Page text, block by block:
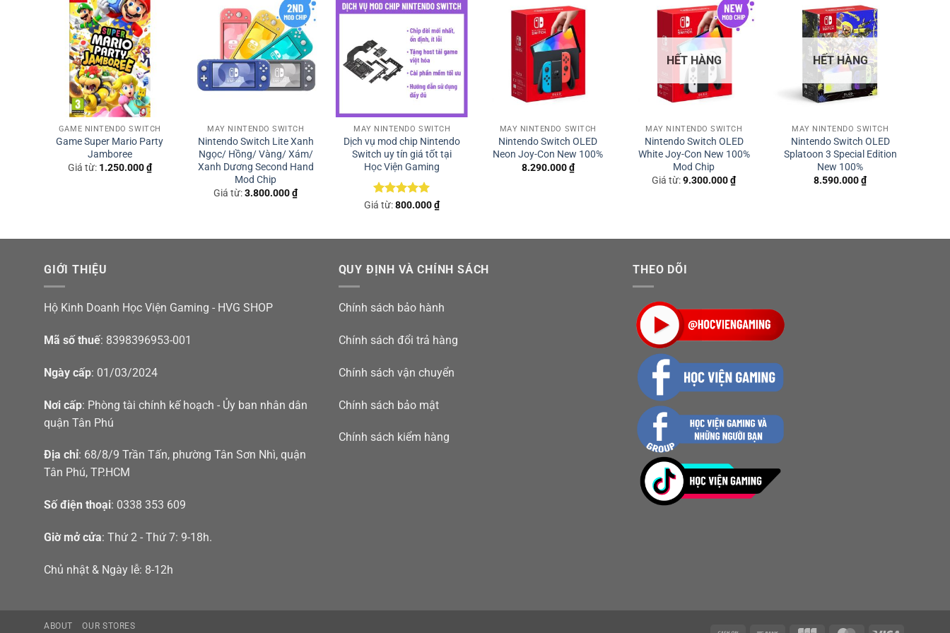
Pin set 3 Pokemon Starter
Mô hình Pokemon Charizard Mega X và Y
Mũ, Ly, Ô phiên bản Pokemon Z-A
Mua Bộ Pokemon Legends: Z-A – Nintendo Switch 2 Edition Champion’s Choice Bundle chính hãng giá
tốt ở đâu?
Hiện game đang được phân phối tại HVG Shop, liên hệ đặt mua tại:
youtube.com/HocVienGaming
Fanpage Học Viện Gaming:facebook.com/HocVienGaming2019
Group thảo luận:
facebook.com/groups/hocviengaming/
TikTok:
Email công việc, quảng cáo:hocviengaming2021@gmail.com
GAME NINTENDO SWITCH
Game Super Mario Party
Jamboree
Giá từ: 1.250.000₫
MÁY NINTENDO SWITCH
Nintendo Switch Lite Xanh
Ngọc/ Hồng/ Vàng/ Xám/
Xanh Dương Second Hand
Mod Chip
Giá từ:3.800.000₫
MÁY NINTENDO SWITCH
Dịch vụ mod chip Nintendo
Switch uy tín giá tốt tại
Học Viện Gaming
Được xếp
Giá từ:800.000₫
MÁY NINTENDO SWITCH
Nintendo Switch OLED
Neon Joy-Con New 100%
8.290.000₫
HẾT HÀNG
MÁY NINTENDO SWITCH
Nintendo Switch OLED
White Joy-Con New 100%
Mod Chip
Giá từ:9.300.000₫
HẾT HÀNG
MÁY NINTENDO SWITCH
Nintendo Switch OLED
Splatoon 3 Special Edition
New 100%
8.590.000₫
GIỚI THIỆU
Hộ Kinh Doanh Học Viện Gaming - HVG SHOP
Mã số thuế: 8398396953-001
Ngày cấp: 01/03/2024
Nơi cấp: Phòng tài chính kế hoạch - Ủy ban nhân dân
quận Tân Phú
Địa chỉ: 68/8/9 Trần Tấn, phường Tân Sơn Nhì, quận
Tân Phú, TP.HCM
Số điện thoại: 0338 353 609
Giờ mở cửa: Thứ 2 - Thứ 7: 9-18h.
Chủ nhật & Ngày lễ: 8-12h
QUY ĐỊNH VÀ CHÍNH SÁCH
Chính sách bảo hành
Chính sách đổi trả hàng
Chính sách vận chuyển
Chính sách bảo mật
Chính sách kiểm hàng
THEO DÕI
ABOUT OUR STORES